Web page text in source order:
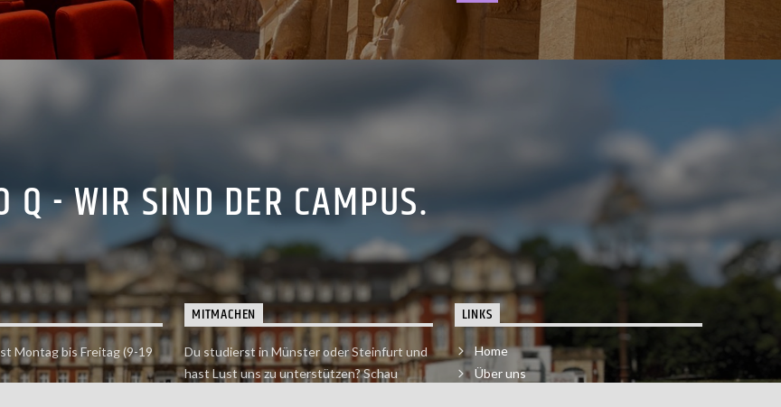
Q - WIR SIND DER CAMPUS.
Montag bis Freitag (9-19
MITMACHEN
Du studierst in Münster oder Steinfurt und
hast Lust uns zu unterstützen? Schau
LINKS
Home
Über uns